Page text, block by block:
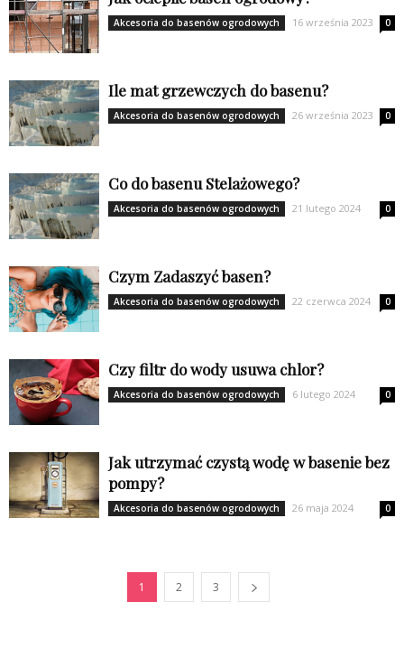
Akcesoria do basenów ogrodowych 16 września 2023 0
Ile mat grzewczych do basenu?
Akcesoria do basenów ogrodowych 26 września 2023 0
Co do basenu Stelażowego?
Akcesoria do basenów ogrodowych 21 lutego 2024 0
Czym Zadaszyć basen?
Akcesoria do basenów ogrodowych 22 czerwca 2024 0
Czy filtr do wody usuwa chlor?
Akcesoria do basenów ogrodowych 6 lutego 2024 0
Jak utrzymać czystą wodę w basenie bez
pompy?
Akcesoria do basenów ogrodowych 26 maja 2024 0
1 2 3